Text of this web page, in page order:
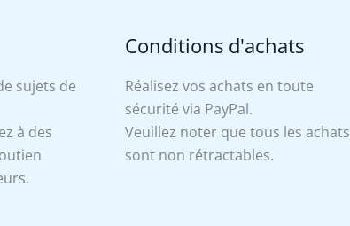
sujets de
à des
Conditions d'achats
Réalisez vos achats en toute
sécurité via PayPal.
Veuillez noter que tous les achats
sont non rétractables.